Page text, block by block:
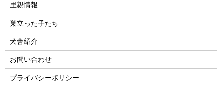
里親情報
巣立った子たち
犬舎紹介
お問い合わせ
プライバシーポリシー